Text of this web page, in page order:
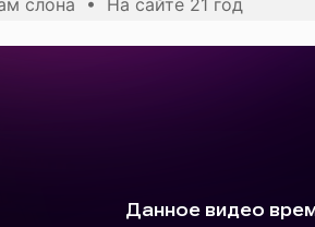
слона • На сайте 21 год